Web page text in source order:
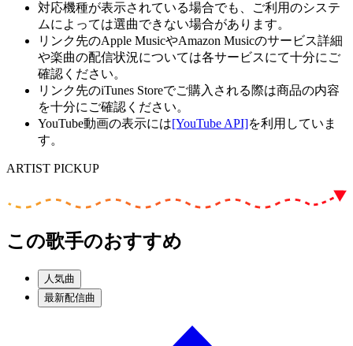
対応機種が表示されている場合でも、ご利用のシステ
ムによっては選曲できない場合があります。
リンク先のApple MusicやAmazon Musicのサービス詳細
や楽曲の配信状況については各サービスにて十分にご
確認ください。
リンク先のiTunes Storeでご購入される際は商品の内容
を十分にご確認ください。
YouTube動画の表示には[YouTube API]を利用していま
す。
ARTIST PICKUP
この歌手のおすすめ
人気曲
最新配信曲